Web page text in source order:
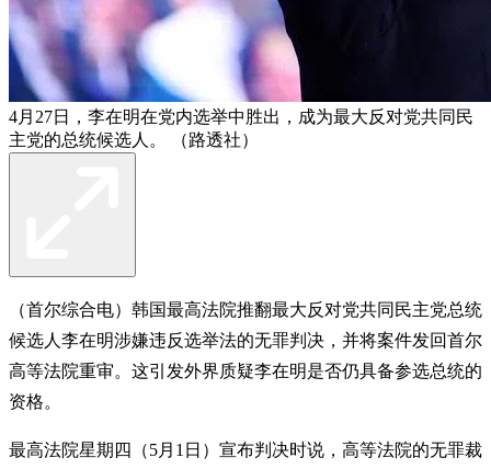
4月27日，李在明在党内选举中胜出，成为最大反对党共同民
主党的总统候选人。 （路透社）
（首尔综合电）韩国最高法院推翻最大反对党共同民主党总统
候选人李在明涉嫌违反选举法的无罪判决，并将案件发回首尔
高等法院重审。这引发外界质疑李在明是否仍具备参选总统的
资格。
最高法院星期四（5月1日）宣布判决时说，高等法院的无罪裁